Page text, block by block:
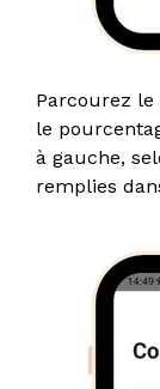
Parcourez le
le
à gauche,
remplies